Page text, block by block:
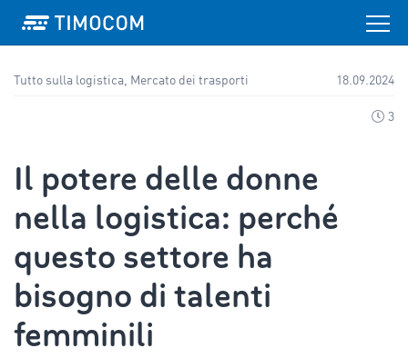
Tutto sulla logistica, Mercato dei trasporti 18.09.2024
3
Il potere delle donne
nella logistica: perché
questo settore ha
bisogno di talenti
femminili